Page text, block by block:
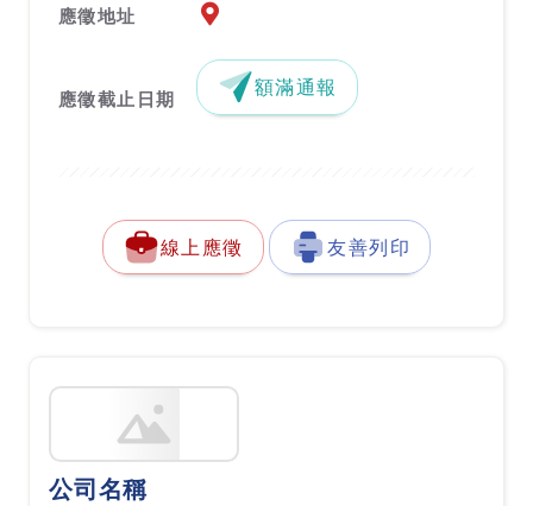
應徵地址 應徵地址地圖『另開新視窗』
應徵截止日期 額滿通報
線上應徵 友善列印
公司名稱